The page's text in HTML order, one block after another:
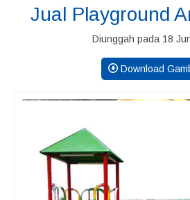
Jual Playground
Diunggah pada 18
Download